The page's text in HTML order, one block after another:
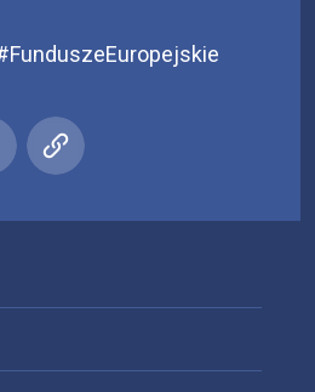
do kariery
pociąg do kariery
pociąg do kariery
Małopolski pociąg do